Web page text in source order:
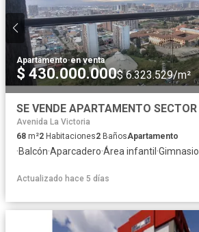
Apartamento·en venta
$ 430.000.000$ 6.323.529/m²
Avenida La Victoria
68 m²2 Habitaciones2 BañosApartamento
·Balcón·Aparcadero·Área infantil·Gimnasio
Actualizado hace 5 días